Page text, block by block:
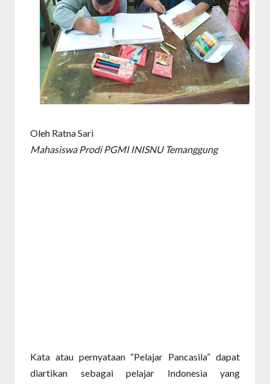
Oleh Ratna Sari
Mahasiswa Prodi PGMI INISNU Temanggung
Kata atau pernyataan “Pelajar Pancasila” dapat
diartikan sebagai pelajar Indonesia yang